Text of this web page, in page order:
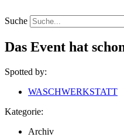
Inhalt
springen
Suche
Das Event hat
Spotted by:
WASCHWERKSTATT
Kategorie:
Archiv